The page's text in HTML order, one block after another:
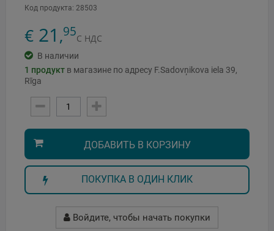
Код продукта: 28503
€ 21 ,95С НДС
В наличии
1 продукт в магазине по адресу F.Sadovņikova iela 39,
Rīga
ДОБАВИТЬ В КОРЗИНУ
ПОКУПКА В ОДИН КЛИК
Войдите, чтобы начать покупки